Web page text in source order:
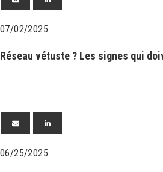
07/02/2025
Réseau vétuste ? Les signes qui
06/25/2025